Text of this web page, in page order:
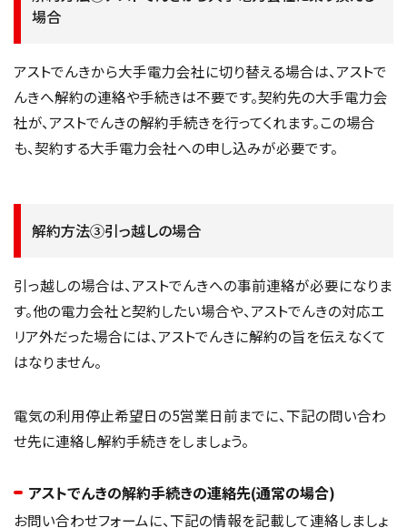
場合
アストでんきから大手電力会社に切り替える場合は、アストで
んきへ解約の連絡や手続きは不要です。契約先の大手電力会
社が、アストでんきの解約手続きを行ってくれます。この場合
も、契約する大手電力会社への申し込みが必要です。
解約方法③引っ越しの場合
引っ越しの場合は、アストでんきへの事前連絡が必要になりま
す。他の電力会社と契約したい場合や、アストでんきの対応エ
リア外だった場合には、アストでんきに解約の旨を伝えなくて
はなりません。
電気の利用停止希望日の5営業日前までに、下記の問い合わ
せ先に連絡し解約手続きをしましょう。
アストでんきの解約手続きの連絡先(通常の場合)
お問い合わせフォームに、下記の情報を記載して連絡しましょ